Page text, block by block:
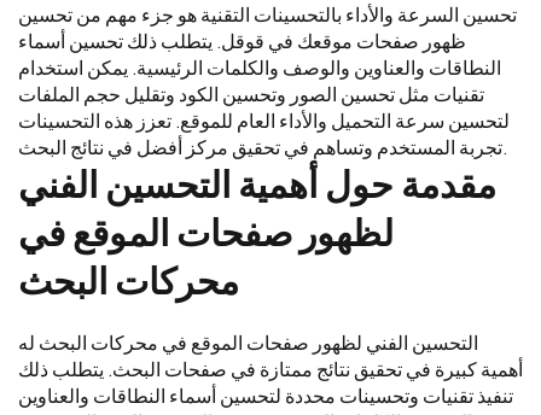
تحسين السرعة والأداء بالتحسينات التقنية هو جزء مهم من تحسين
ظهور صفحات موقعك في قوقل. يتطلب ذلك تحسين أسماء
النطاقات والعناوين والوصف والكلمات الرئيسية. يمكن استخدام
تقنيات مثل تحسين الصور وتحسين الكود وتقليل حجم الملفات
لتحسين سرعة التحميل والأداء العام للموقع. تعزز هذه التحسينات
تجربة المستخدم وتساهم في تحقيق مركز أفضل في نتائج البحث.
مقدمة حول أهمية التحسين الفني
لظهور صفحات الموقع في
محركات البحث
التحسين الفني لظهور صفحات الموقع في محركات البحث له
أهمية كبيرة في تحقيق نتائج ممتازة في صفحات البحث. يتطلب ذلك
تنفيذ تقنيات وتحسينات محددة لتحسين أسماء النطاقات والعناوين